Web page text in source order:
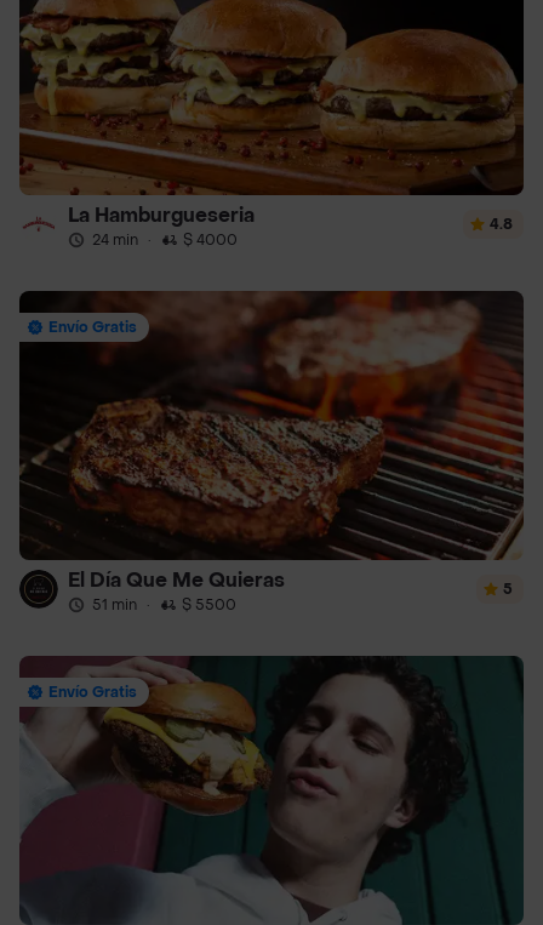
La Hamburgueseria
24 min · $ 4000
4.8
Envío Gratis
El Día Que Me Quieras
51 min · $ 5500
5
Envío Gratis